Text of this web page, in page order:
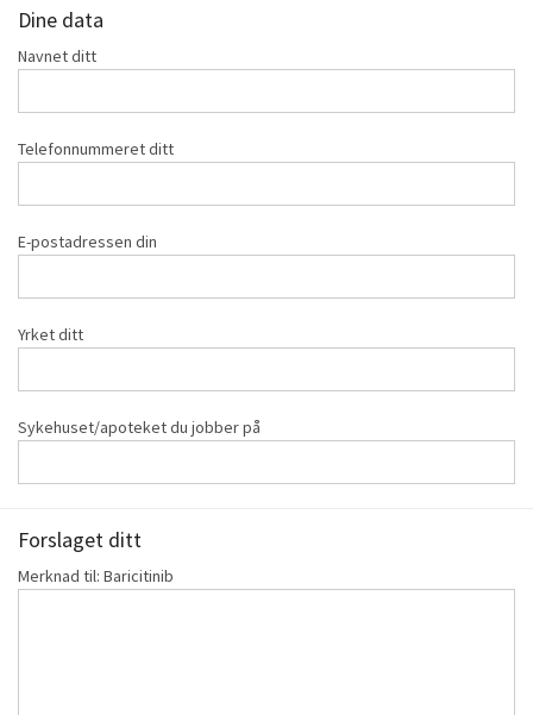
Dine data
Navnet ditt
Telefonnummeret ditt
E-postadressen din
Yrket ditt
Sykehuset/apoteket du jobber på
Forslaget ditt
Merknad til: Baricitinib